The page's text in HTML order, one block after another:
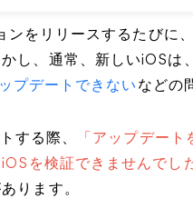
をリリースするたびに
し、通常、新しいiOSは、
プデートできない などの
する際、
「アップデー
を検証できませんでし
ります。